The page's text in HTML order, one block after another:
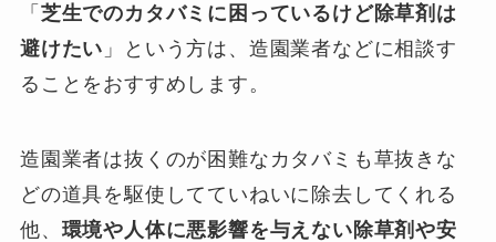
「 芝生でのカタバミに困っているけど除草剤は
避けたい 」という方は、造園業者などに相談す
ることをおすすめします。
造園業者は抜くのが困難なカタバミも草抜きな
どの道具を駆使してていねいに除去してくれる
他、 環境や人体に悪影響を与えない除草剤や安